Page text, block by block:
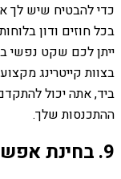
כדי להבטיח שיש לך
בכל חוזים ודון
ייתן לכם שקט נפשי
בצוות קייטרינג
ביד, אתה יכול
ההתכנסות שלך.
9. בחינת אפשרויות המצגת